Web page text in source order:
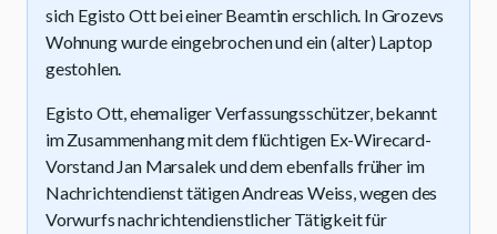
sich Egisto Ott bei einer Beamtin erschlich. In Grozevs
Wohnung wurde eingebrochen und ein (alter) Laptop
gestohlen.
Egisto Ott, ehemaliger Verfassungsschützer, bekannt
im Zusammenhang mit dem flüchtigen Ex-Wirecard-
Vorstand Jan Marsalek und dem ebenfalls früher im
Nachrichtendienst tätigen Andreas Weiss, wegen des
Vorwurfs nachrichtendienstlicher Tätigkeit für